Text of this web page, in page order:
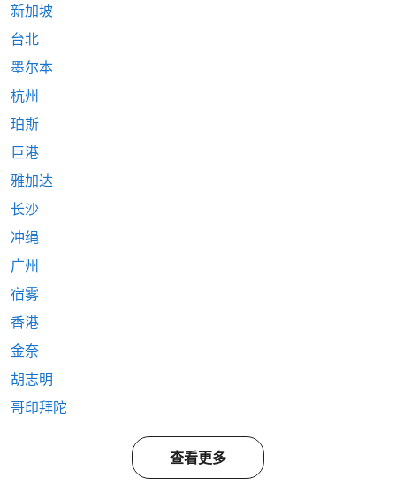
新加坡
台北
墨尔本
杭州
珀斯
巨港
雅加达
长沙
冲绳
广州
宿雾
香港
金奈
胡志明
哥印拜陀
查看更多